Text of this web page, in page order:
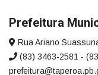
Prefeitura
Rua Ariano
(83) 3463-2581 -